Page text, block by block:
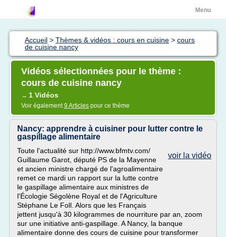
Menu
Accueil > Thèmes & vidéos : cours en cuisine > cours
de cuisine nancy
Vidéos sélectionnées pour le thème :
cours de cuisine nancy
→ 1 Vidéos
Voir également9 Articles pour ce thème
Nancy: apprendre à cuisiner pour lutter contre le
gaspillage alimentaire
voir la vidéo
Toute l'actualité sur http://www.bfmtv.com/
Guillaume Garot, député PS de la Mayenne
et ancien ministre chargé de l'agroalimentaire
remet ce mardi un rapport sur la lutte contre
le gaspillage alimentaire aux ministres de
l'Écologie Ségolène Royal et de l'Agriculture
Stéphane Le Foll. Alors que les Français
jettent jusqu'à 30 kilogrammes de nourriture par an, zoom
sur une initiative anti-gaspillage. A Nancy, la banque
alimentaire donne des cours de cuisine pour transformer